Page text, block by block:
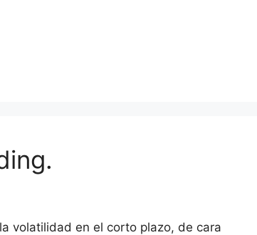
volatilidad en el corto plazo, de cara